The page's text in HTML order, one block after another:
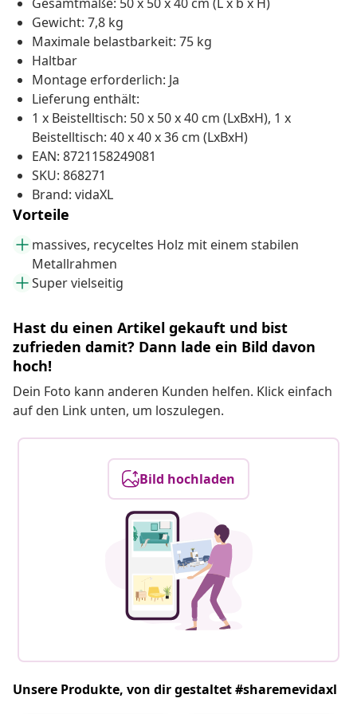
Gewicht: 7,8 kg
Maximale belastbarkeit: 75 kg
Haltbar
Montage erforderlich: Ja
Lieferung enthält:
1 x Beistelltisch: 50 x 50 x 40 cm (LxBxH), 1 x
Beistelltisch: 40 x 40 x 36 cm (LxBxH)
EAN: 8721158249081
SKU: 868271
Brand: vidaXL
Vorteile
massives, recyceltes Holz mit einem stabilen
Metallrahmen
Super vielseitig
Hast du einen Artikel gekauft und bist
zufrieden damit? Dann lade ein Bild davon
hoch!
Dein Foto kann anderen Kunden helfen. Klick einfach
auf den Link unten, um loszulegen.
Bild hochladen
Unsere Produkte, von dir gestaltet #sharemevidaxl